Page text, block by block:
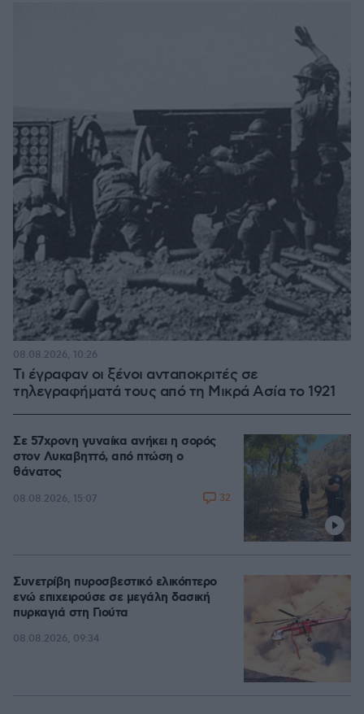
Τι έγραφαν οι ξένοι ανταποκριτές σε
τηλεγραφήματά τους από τη Μικρά Ασία το 1921
08.08.2026, 10:26
Σε 57χρονη γυναίκα ανήκει η σορός
στον Λυκαβηττό, από πτώση ο
θάνατος
08.08.2026, 15:07 32
Συνετρίβη πυροσβεστικό ελικόπτερο
ενώ επιχειρούσε σε μεγάλη δασική
πυρκαγιά στη Γιούτα
08.08.2026, 09:34